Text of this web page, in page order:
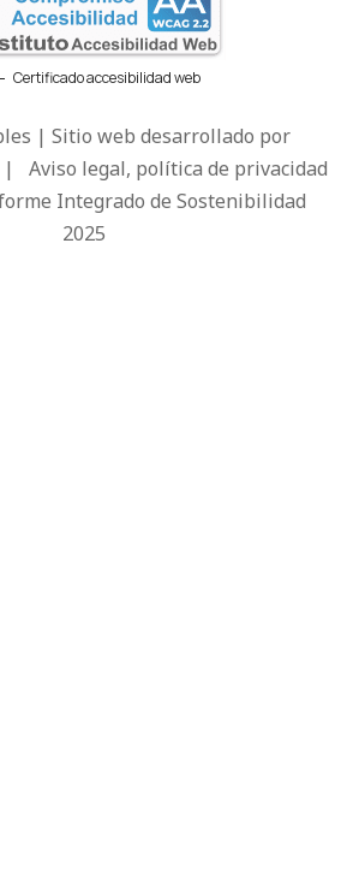
Certificado accesibilidad web
| Sitio web desarrollado por
| Aviso legal, política de privacidad
Integrado de Sostenibilidad
2025